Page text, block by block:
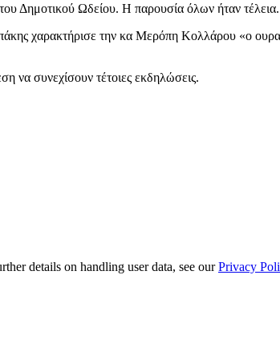
Δημοτικού Ωδείου. Η παρουσία όλων ήταν τέλεια.
χαρακτήρισε την κα Μερόπη Κολλάρου «ο
να συνεχίσουν τέτοιες εκδηλώσεις.
details on handling user data, see ourPrivacy